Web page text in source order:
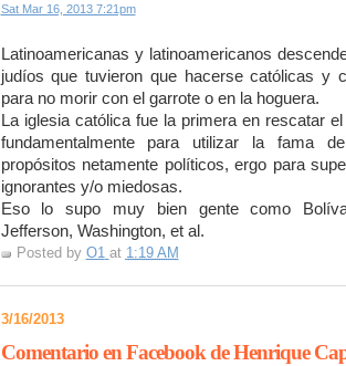
Sat Mar 16, 2013 7:21pm
Latinoamericanas y latinoamericanos
judíos que tuvieron que hacerse católicas y
para no morir con el garrote o en la hoguera.
La iglesia católica fue la primera en rescatar
fundamentalmente para utilizar la fama
propósitos netamente políticos, ergo para
ignorantes y/o miedosas.
Eso lo supo muy bien gente como
Jefferson, Washington, et al.
Posted by O1 at 1:19 AM
3/16/2013
Comentario en Facebook de Henrique